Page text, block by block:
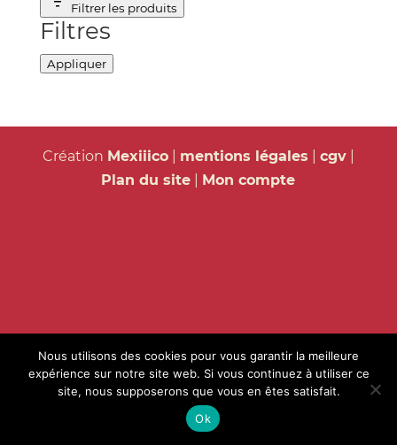
Filtrer les produits
Filtres
Appliquer
Création Mexiiico| mentions légales cgv|
Plan du site
Mon compte
Nous utilisons des cookies pour vous garantir la meilleure
expérience sur notre site web. Si vous continuez à utiliser ce
site, nous supposerons que vous en êtes satisfait.
Ok